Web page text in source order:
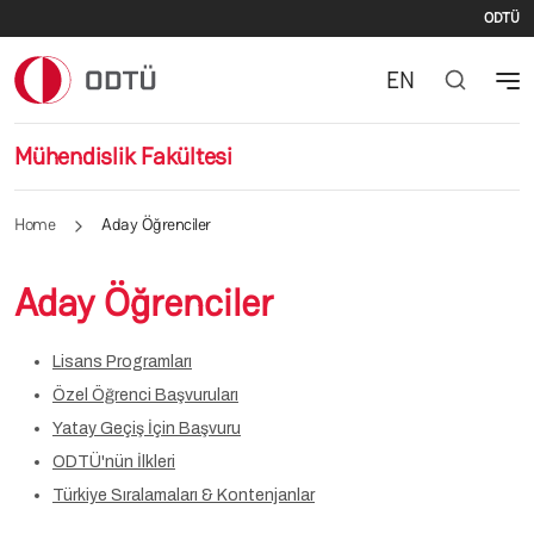
ODTÜ
Mühendislik Fakültesi
EN
Home Aday Öğrenciler
Aday Öğrenciler
Lisans Programları
Özel Öğrenci Başvuruları
Yatay Geçiş İçin Başvuru
ODTÜ'nün İlkleri
Türkiye Sıralamaları & Kontenjanlar